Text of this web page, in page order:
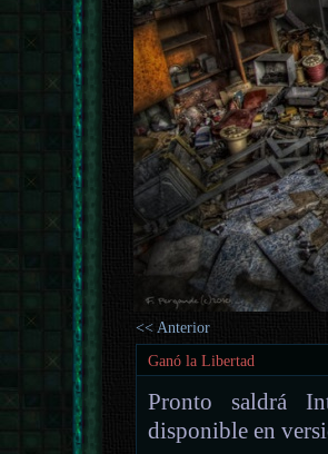
<< Anterior
Ganó la Libertad
Pronto saldrá
disponible en